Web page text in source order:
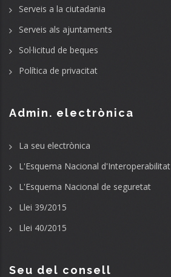
Serveis a la ciutadania
Serveis als ajuntaments
Sol·licitud de beques
Política de privacitat
Admin. electrònica
La seu electrònica
L'Esquema Nacional d'Interoperabilitat
L'Esquema Nacional de seguretat
Llei 39/2015
Llei 40/2015
Seu del consell